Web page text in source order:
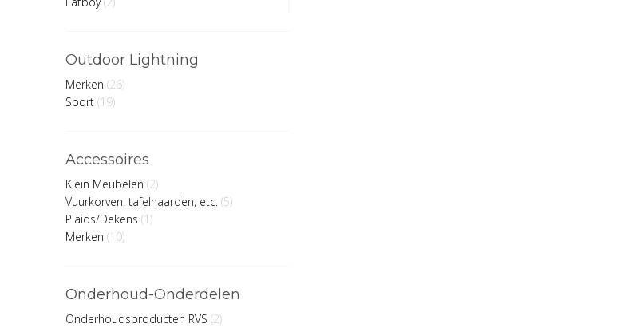
Outdoor Lightning
Merken (26)
Soort (19)
Accessoires
Klein Meubelen (2)
Vuurkorven, tafelhaarden, etc. (5)
Plaids/Dekens (1)
Merken (10)
Onderhoud-Onderdelen
Onderhoudsproducten RVS (2)